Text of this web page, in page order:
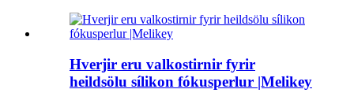
Hverjir eru valkostirnir fyrir
heildsölu sílikon fókusperlur |Melikey